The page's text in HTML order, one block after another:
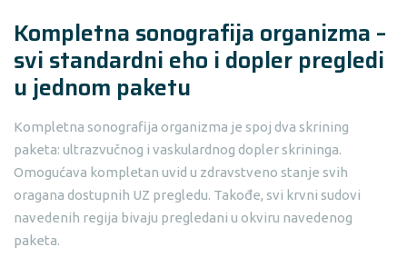
Kompletna sonografija organizma –
svi standardni eho i dopler pregledi
u jednom paketu
Kompletna sonografija organizma je spoj dva skrining
paketa: ultrazvučnog i vaskulardnog dopler skrininga.
Omogućava kompletan uvid u zdravstveno stanje svih
oragana dostupnih UZ pregledu. Takođe, svi krvni sudovi
navedenih regija bivaju pregledani u okviru navedenog
paketa.